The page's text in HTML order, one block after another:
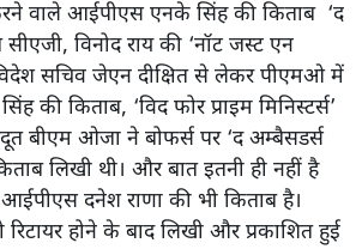
वाले आईपीएस एनके सिंह की किताब ‘द
सीएजी, विनोद राय की ‘नॉट जस्ट एन
सचिव जेएन दीक्षित से लेकर पीएमओ में
की किताब, ‘विद फोर प्राइम मिनिस्टर्स’
बीएम ओजा ने बोफर्स पर ‘द अम्बैसडर्स
लिखी थी। और बात इतनी ही नहीं है
दनेश राणा की भी किताब है।
होने के बाद लिखी और प्रकाशित हुई